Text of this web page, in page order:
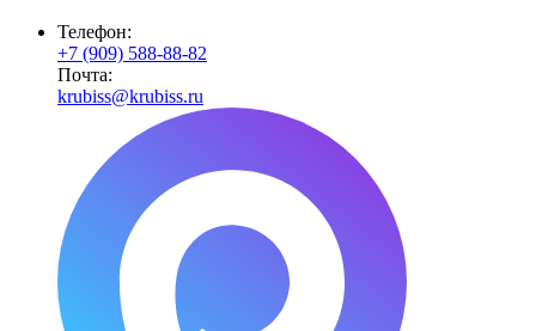
Телефон:
+7 (909) 588-88-82
Почта:
krubiss@krubiss.ru